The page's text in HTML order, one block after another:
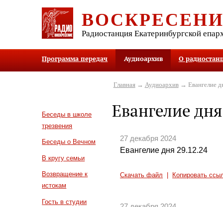
Радиостанция Екатеринбургской
Программа передач Аудиоархив О
Беседы в школе
трезвения
Беседы о Вечном
В кругу семьи
Возвращение к
истокам
Гость в студии
Главная→ Аудиоархив→ Евангелие
Евангелие дня
27 декабря 2024
Евангелие дня 29.12.24
Скачать файл Копировать